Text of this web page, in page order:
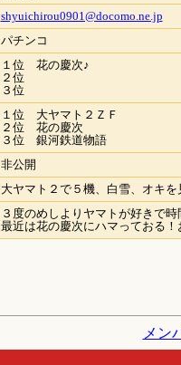
shyuichirou0901@docomo.ne.jp
パチンコ
１位 花の慶次♪
２位
３位
１位 大ヤマト２ＺＦ
２位 花の慶次
３位 銀河鉄道物語
非公開
大ヤマト２で５機、白雪、オキ
３度のめしよりヤマトが好きで
最近は花の慶次にハマっておる
メン